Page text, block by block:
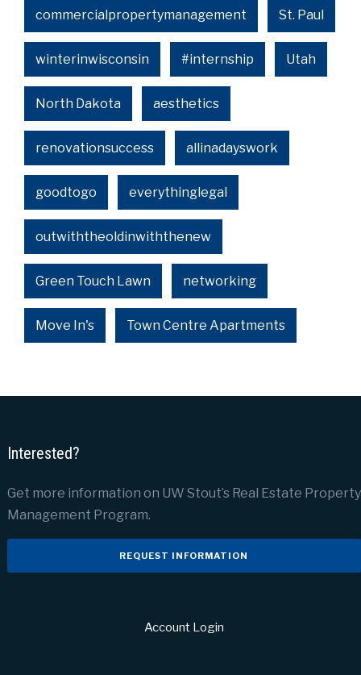
commercialpropertymanagement St. Paul
winterinwisconsin #internship Utah
North Dakota aesthetics
renovationsuccess allinadayswork
goodtogo everythinglegal
outwiththeoldinwiththenew
Green Touch Lawn networking
Move In's Town Centre Apartments
Interested?
Get more information on UW Stout’s Real Estate Property
Management Program.
REQUEST INFORMATION
Account Login